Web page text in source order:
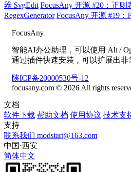
器 SvgEdit FocusAny 开源 #20：正则
RegexGenerator FocusAny 开源 #19：
FocusAny
智能AI办公助理，可以使用 Alt /
通过插件快速安装，可以扩展出非
陕ICP备20000530号-12
focusany.com © 2026 All rights
文档
软件下载 帮助文档 使用协议 技术支
支持
联系我们 modstart@163.com
中国·西安
简体中文